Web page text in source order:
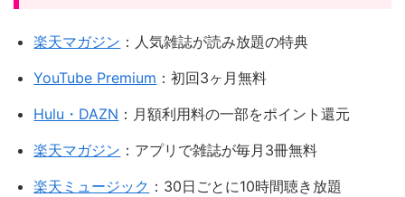
楽天マガジン ：人気雑誌が読み放題の特典
YouTube Premium ：初回3ヶ月無料
Hulu・DAZN ：月額利用料の一部をポイント還元
楽天マガジン ：アプリで雑誌が毎月3冊無料
楽天ミュージック ：30日ごとに10時間聴き放題